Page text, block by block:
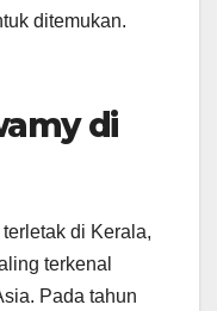
ditemukan.
di
di Kerala,
terkenal
Pada tahun